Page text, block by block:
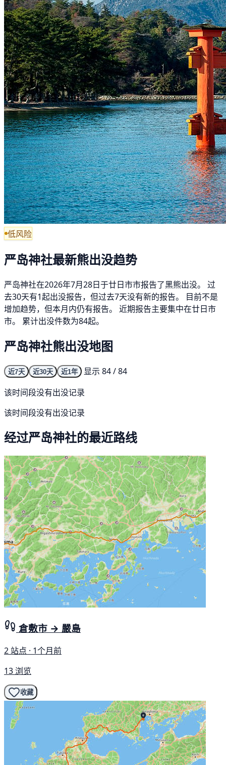
低风险
严岛神社最新熊出没趋势
严岛神社在2026年7月28日于廿日市市报告了黑熊出没。 过
去30天有1起出没报告，但过去7天没有新的报告。 目前不是
增加趋势，但本月内仍有报告。 近期报告主要集中在廿日市
市。 累计出没件数为84起。
严岛神社熊出没地图
近7天 近30天 近1年
显示 84 / 84
该时间段没有出没记录
该时间段没有出没记录
经过严岛神社的最近路线
倉敷市 → 嚴島
2 站点 · 1个月前
13 浏览
收藏